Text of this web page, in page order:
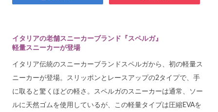
イタリアの老舗スニーカーブランド『スペルガ』
軽量スニーカーが登場
イタリア伝統のスニーカーブランドスペルガから、初の軽量ス
ニーカーが登場。スリッポンとレースアップの2タイプで、手
に取ると驚くほどの軽さ。スペルガのスニーカーは通常、ソー
ルに天然ゴムを使用しているが、この軽量タイプは圧縮EVAを